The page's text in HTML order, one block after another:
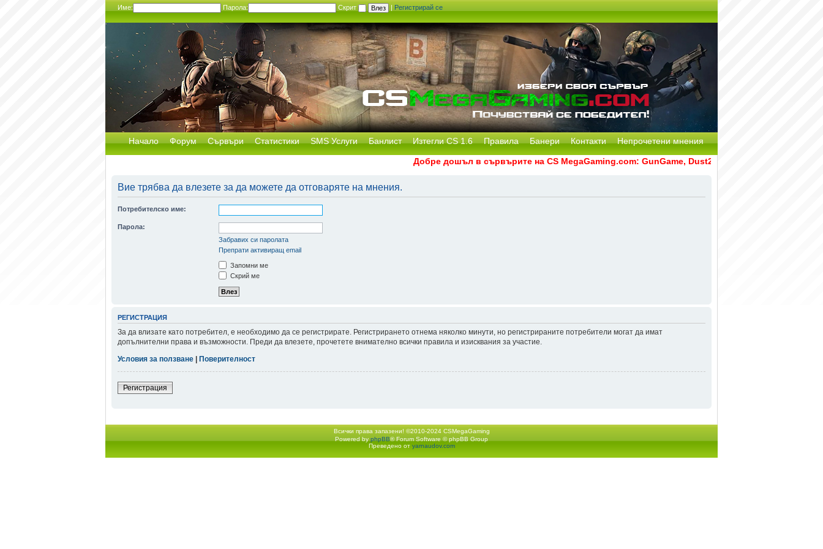
Име: Парола: Скрит | Регистрирай се
Начало Форум Сървъри Статистики SMS Услуги Банлист Изтегли CS 1.6 Правила Банери Контакти Непрочетени мнения
Добре дошъл в сървърите на CS MegaGaming.com: GunGame, Dust2, CS:GO Remake [Multi-
Вие трябва да влезете за да можете да отговаряте на мнения.
Потребителско име:
Парола:
Забравих си паролата
Препрати активиращ email
Запомни ме
Скрий ме
РЕГИСТРАЦИЯ
За да влизате като потребител, е необходимо да се регистрирате. Регистрирането отнема няколко минути, но регистрираните потребители могат да имат
допълнителни права и възможности. Преди да влезете, прочетете внимателно всички правила и изисквания за участие.
Условия за ползване | Поверителност
Регистрация
Всички права запазени! ©2010-2024 CSMegaGaming
Начало форум Екип•Изтрий всички бисквитки• Часовете са според зоната UTC + 2 часа [DST]
Powered by phpBB® Forum Software © phpBB Group
Преведено от yarnaudov.com